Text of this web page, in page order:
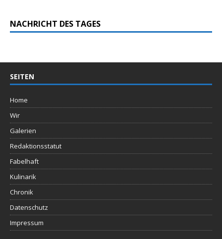
NACHRICHT DES TAGES
SEITEN
Home
Wir
Galerien
Redaktionsstatut
Fabelhaft
Kulinarik
Chronik
Datenschutz
Impressum